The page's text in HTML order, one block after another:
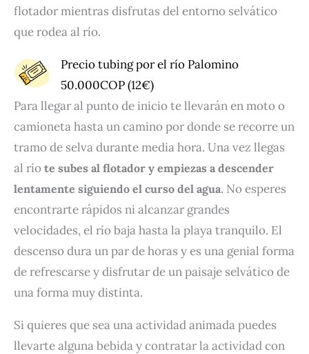
flotador mientras disfrutas del entorno selvático
que rodea al río.
Precio tubing por el río Palomino
50.000COP (12€)
Para llegar al punto de inicio te llevarán en moto o
camioneta hasta un camino por donde se recorre un
tramo de selva durante media hora. Una vez llegas
al río te subes al flotador y empiezas a descender
lentamente siguiendo el curso del agua. No esperes
encontrarte rápidos ni alcanzar grandes
velocidades, el río baja hasta la playa tranquilo. El
descenso dura un par de horas y es una genial forma
de refrescarse y disfrutar de un paisaje selvático de
una forma muy distinta.
Si quieres que sea una actividad animada puedes
llevarte alguna bebida y contratar la actividad con